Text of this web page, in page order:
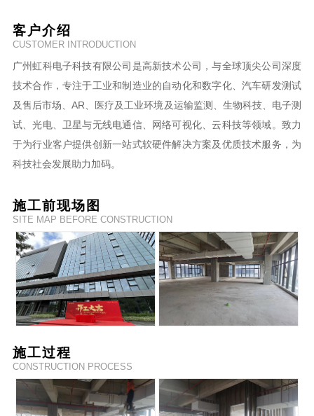
客户介绍
CUSTOMER INTRODUCTION
广州虹科电子科技有限公司是高新技术公司，与全球顶尖公司深度
技术合作，专注于工业和制造业的自动化和数字化、汽车研发测试
及售后市场、AR、医疗及工业环境及运输监测、生物科技、电子测
试、光电、卫星与无线电通信、网络可视化、云科技等领域。致力
于为行业客户提供创新一站式软硬件解决方案及优质技术服务，为
科技社会发展助力加码。
施工前现场图
SITE MAP BEFORE CONSTRUCTION
施工过程
CONSTRUCTION PROCESS